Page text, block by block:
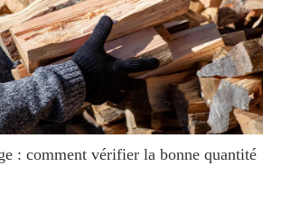
: comment vérifier la bonne quantité